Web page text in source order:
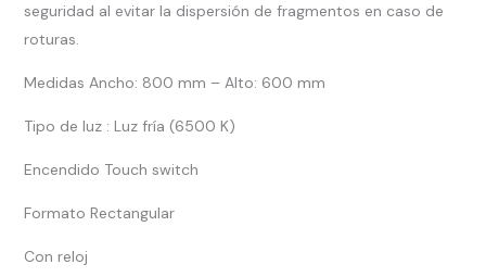
seguridad al evitar la dispersión de fragmentos en caso de
roturas.
Medidas Ancho: 800 mm – Alto: 600 mm
Tipo de luz : Luz fría (6500 K)
Encendido Touch switch
Formato Rectangular
Con reloj